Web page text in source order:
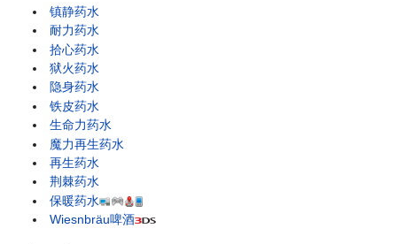
镇静药水
耐力药水
拾心药水
狱火药水
隐身药水
铁皮药水
生命力药水
魔力再生药水
再生药水
荆棘药水
保暖药水
Wiesnbräu啤酒